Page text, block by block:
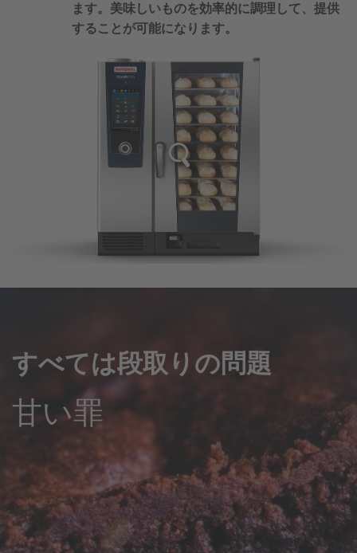
ます。美味しいものを効率的に調理して、提供
することが可能になります。